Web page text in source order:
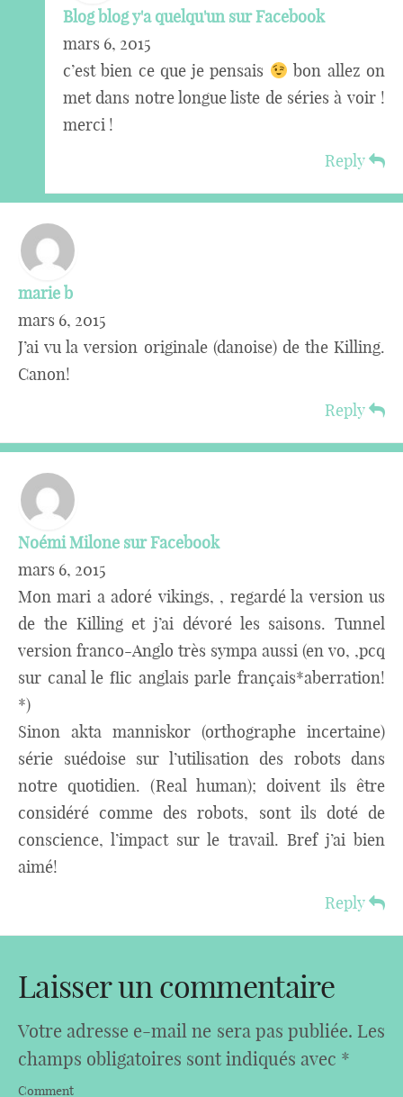
Blog blog y'a quelqu'un sur Facebook
mars 6, 2015
c’est bien ce que je pensais
bon allez on
met dans notre longue liste de séries à voir !
merci !
Reply
marie b
mars 6, 2015
J’ai vu la version originale (danoise) de the Killing.
Canon!
Reply
Noémi Milone sur Facebook
mars 6, 2015
Mon mari a adoré vikings, , regardé la version us
de the Killing et j’ai dévoré les saisons. Tunnel
version franco-Anglo très sympa aussi (en vo, ,pcq
sur canal le flic anglais parle français*aberration!
*)
Sinon akta manniskor (orthographe incertaine)
série suédoise sur l’utilisation des robots dans
notre quotidien. (Real human); doivent ils être
considéré comme des robots, sont ils doté de
conscience, l’impact sur le travail. Bref j’ai bien
aimé!
Reply
Laisser un commentaire
Votre adresse e-mail ne sera pas publiée. Les
champs obligatoires sont indiqués avec *
Comment